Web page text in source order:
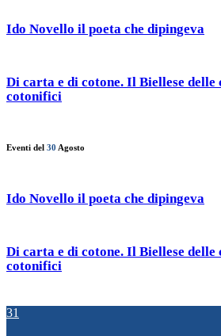
Ido Novello il poeta che dipingeva
Di carta e di cotone. Il Biellese delle
cotonifici
Eventi del 30 Agosto
Ido Novello il poeta che dipingeva
Di carta e di cotone. Il Biellese delle
cotonifici
31